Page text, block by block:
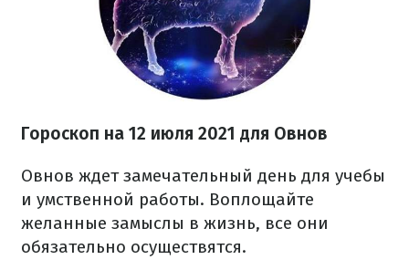
Гороскоп на 12 июля 2021 для Овнов
Овнов ждет замечательный день для учебы
и умственной работы. Воплощайте
желанные замыслы в жизнь, все они
обязательно осуществятся.